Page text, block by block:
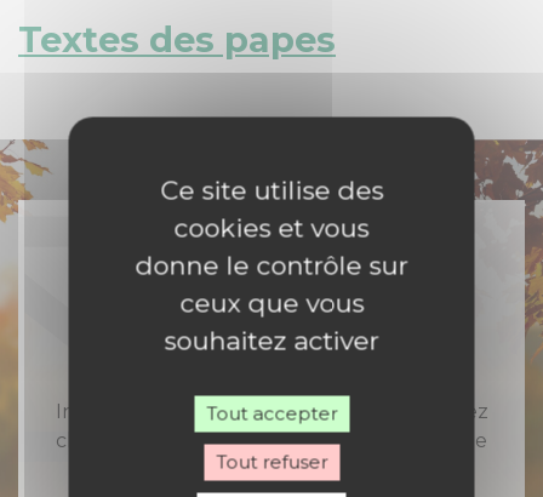
Textes des papes
Rejoignez-nous
Inscrivez-vous à notre newsletter et recevez
chaque semaine toute l'actualité catholique
en Nord Franche-Comté
Ce site utilise des
cookies et vous
donne le contrôle sur
ceux que vous
souhaitez activer
Tout accepter
Tout refuser